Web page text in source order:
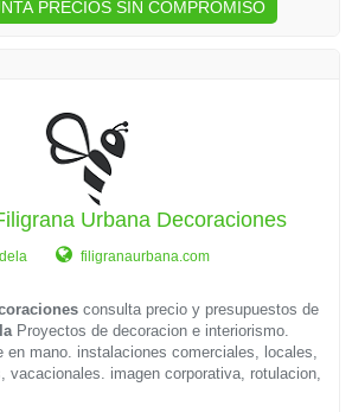
PRECIOS SIN COMPROMISO
Urbana Decoraciones
filigranaurbana.com
consulta precio y presupuestos de
Proyectos de decoracion e interiorismo.
en mano. instalaciones comerciales, locales,
vacacionales. imagen corporativa, rotulacion,